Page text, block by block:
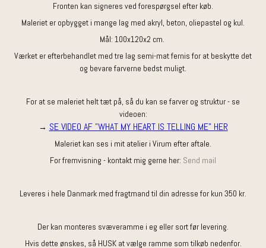
Fronten kan signeres ved forespørgsel efter køb.
Maleriet er opbygget i mange lag med akryl, beton, oliepastel og kul.
Mål: 100x120x2 cm.
Værket er efterbehandlet med tre lag semi-mat fernis for at beskytte det
og bevare farverne bedst muligt.
For at se maleriet helt tæt på, så du kan se farver og struktur - se
videoen:
→ SE VIDEO AF "WHAT MY HEART IS TELLING ME" HER
Maleriet kan ses i mit atelier i Virum efter aftale.
For fremvisning - kontakt mig gerne her: Send mail
Leveres i hele Danmark med fragtmand til din adresse for kun 350 kr.
Der kan monteres svæveramme i eg eller sort før levering.
Hvis dette ønskes, så HUSK at vælge ramme som tilkøb nedenfor.